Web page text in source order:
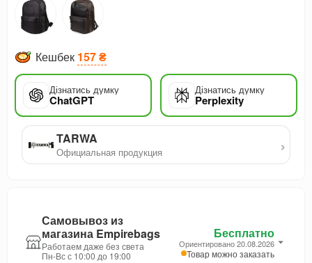
Кешбек 157 ₴
Дізнатись думку
ChatGPT
Дізнатись думку
Perplexity
TARWA
Официальная продукция ›
Самовывоз из
магазина Empirebags
Работаем даже без света
Пн-Вс с 10:00 до 19:00
Бесплатно
Ориентировано 20.08.2026
Товар можно заказать